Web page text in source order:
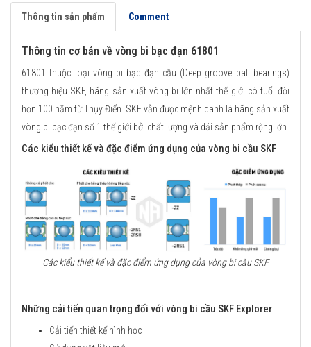
Thông tin sản phẩm Comment
Thông tin cơ bản về vòng bi bạc đạn 61801
61801 thuộc loại vòng bi bạc đạn cầu (Deep groove ball bearings)
thương hiệu SKF, hãng sản xuất vòng bi lớn nhất thế giới có tuổi đời
hơn 100 năm từ Thụy Điển. SKF vẫn được mệnh danh là hãng sản xuất
vòng bi bạc đạn số 1 thế giới bởi chất lượng và dải sản phẩm rộng lớn.
Các kiểu thiết kế và đặc điểm ứng dụng của vòng bi cầu SKF
Các kiểu thiết kế và đặc điểm ứng dụng của vòng bi cầu SKF
Những cải tiến quan trọng đối với vòng bi cầu SKF Explorer
Cải tiến thiết kế hình học